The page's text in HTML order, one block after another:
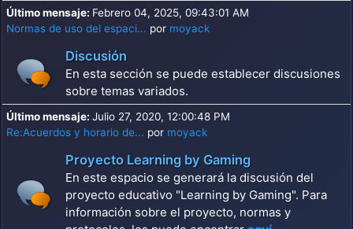
Último mensaje: Febrero 04, 2025, 09:43:01 AM
Normas de uso del espaci... por moyack
Discusión
En esta sección se puede establecer discusiones
sobre temas variados.
Último mensaje: Julio 27, 2020, 12:00:48 PM
Re:Acuerdos y horario de... por moyack
Proyecto Learning by Gaming
En este espacio se generará la discusión del
proyecto educativo "Learning by Gaming". Para
información sobre el proyecto, normas y